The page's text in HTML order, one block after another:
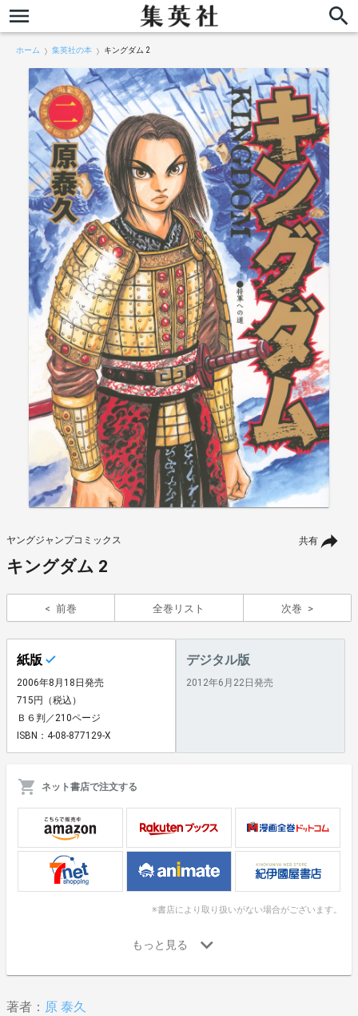
ホーム 集英社の本 キングダム 2
共有
ヤングジャンプコミックス
キングダム 2
前巻 全巻リスト 次巻
紙版
2006年8月18日発売
715円（税込）
Ｂ６判／210ページ
ISBN：4-08-877129-X
デジタル版
2012年6月22日発売
ネット書店で注文する
※書店により取り扱いがない場合がございます。
著者： 原 泰久